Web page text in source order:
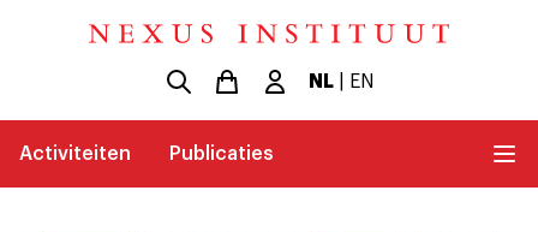
NL| EN
Activiteiten Publicaties